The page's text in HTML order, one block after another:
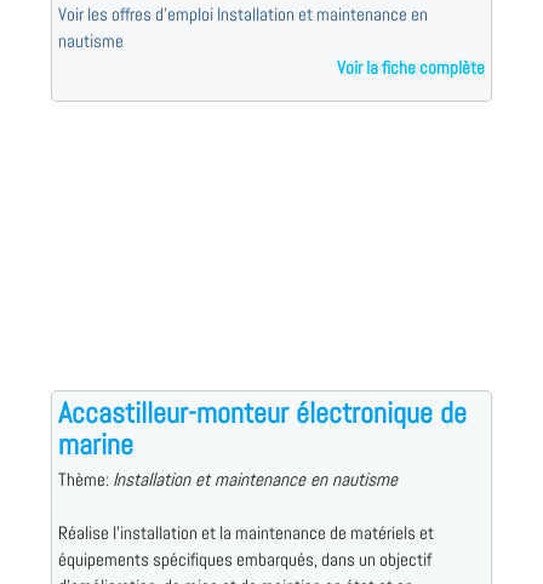
Voir les offres d'emploi Installation et maintenance en
nautisme
Voir la fiche complète
Accastilleur-monteur électronique de
marine
Thème: Installation et maintenance en nautisme
Réalise l'installation et la maintenance de matériels et
équipements spécifiques embarqués, dans un objectif